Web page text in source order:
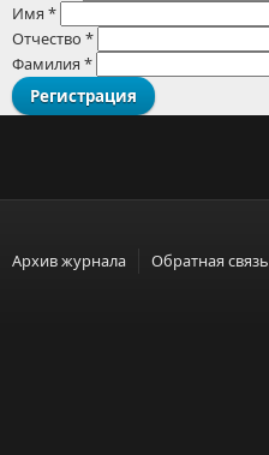
Имя *
Отчество *
Фамилия *
Архив журнала Обратная связь